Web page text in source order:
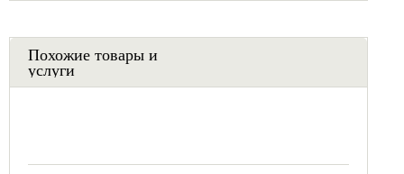
Похожие товары и
услуги